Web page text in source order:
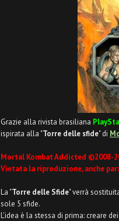
Grazie alla rivista brasiliana
ispirata alla "Torre delle sfide" di
Mortal Kombat Addicted ©2008-
Vietata la riproduzione, anche
La "Torre delle Sfide" verrà
sole 5 sfide.
L'idea è la stessa di prima: creare dei